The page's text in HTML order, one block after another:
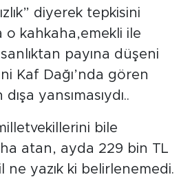
diyerek tepkisini
o kahkaha,emekli ile
payına düşeni
Kaf Dağı’nda gören
yansımasıydı..
bile
atan, ayda 229 bin TL
ne yazık ki belirlenemedi.